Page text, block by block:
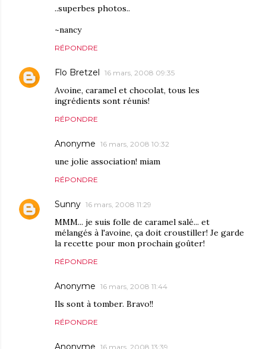
..superbes photos..
~nancy
RÉPONDRE
Flo Bretzel 16 mars, 2008 09:35
Avoine, caramel et chocolat, tous les
ingrédients sont réunis!
RÉPONDRE
Anonyme 16 mars, 2008 10:32
une jolie association! miam
RÉPONDRE
Sunny 16 mars, 2008 11:29
MMM... je suis folle de caramel salé... et
mélangés à l'avoine, ça doit croustiller! Je garde
la recette pour mon prochain goûter!
RÉPONDRE
Anonyme 16 mars, 2008 11:44
Ils sont à tomber. Bravo!!
RÉPONDRE
Anonyme 16 mars, 2008 13:39